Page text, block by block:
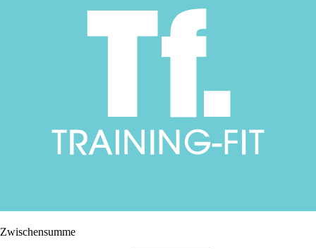
Zwischensumme